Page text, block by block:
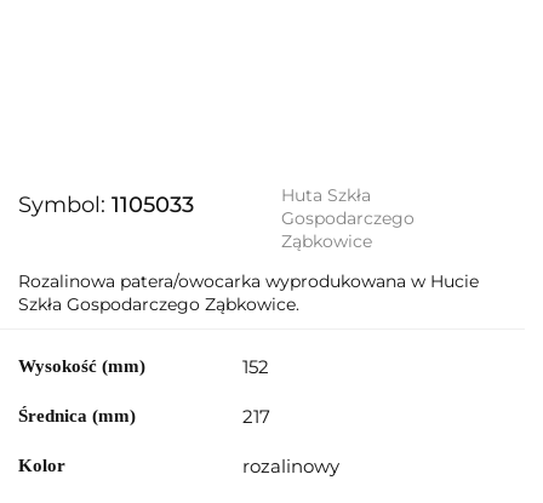
Symbol: 1105033
Huta Szkła
Gospodarczego
Ząbkowice
Rozalinowa patera/owocarka wyprodukowana w Hucie
Szkła Gospodarczego Ząbkowice.
Wysokość (mm) 152
Średnica (mm) 217
Kolor rozalinowy